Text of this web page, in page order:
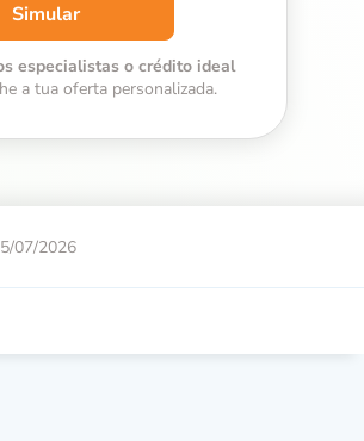
Simular
especialistas o crédito ideal
a tua oferta personalizada.
07/2026